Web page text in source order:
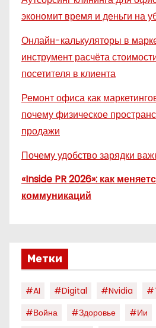
экономит время и деньги на
Онлайн-калькуляторы в
инструмент расчёта
посетителя в клиента
Ремонт офиса как
почему физическое
продажи
Почему удобство зарядки
«Inside PR 2026»: как
коммуникаций
Метки
#AI #digital #nvidia
#война
#здоровье #ии